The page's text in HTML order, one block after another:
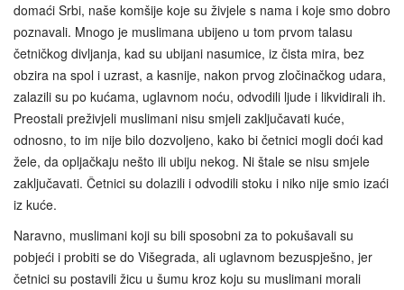
domaći Srbi, naše komšije koje su živjele s nama i koje smo dobro
poznavali. Mnogo je muslimana ubijeno u tom prvom talasu
četničkog divljanja, kad su ubijani nasumice, iz čista mira, bez
obzira na spol i uzrast, a kasnije, nakon prvog zločinačkog udara,
zalazili su po kućama, uglavnom noću, odvodili ljude i likvidirali ih.
Preostali preživjeli muslimani nisu smjeli zaključavati kuće,
odnosno, to im nije bilo dozvoljeno, kako bi četnici mogli doći kad
žele, da opljačkaju nešto ili ubiju nekog. Ni štale se nisu smjele
zaključavati. Četnici su dolazili i odvodili stoku i niko nije smio izaći
iz kuće.
Naravno, muslimani koji su bili sposobni za to pokušavali su
pobjeći i probiti se do Višegrada, ali uglavnom bezuspješno, jer
četnici su postavili žicu u šumu kroz koju su muslimani morali